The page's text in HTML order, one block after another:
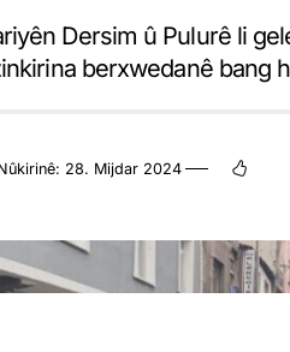
Dersim û Pulurê li
berxwedanê bang
28. Mijdar 2024